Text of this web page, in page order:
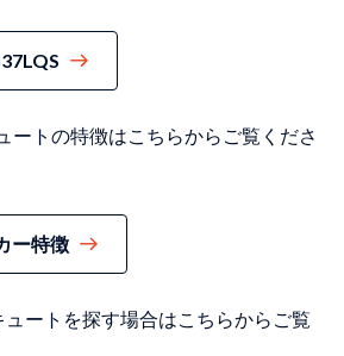
ートの特徴はこちらからご覧くださ
ー特徴
ートを探す場合はこちらからご覧